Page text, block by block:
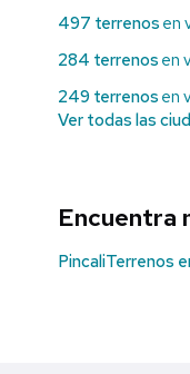
497 terrenos en
284 terrenos en
249 terrenos en
Ver todas las
Encuentra
PincaliTerrenos